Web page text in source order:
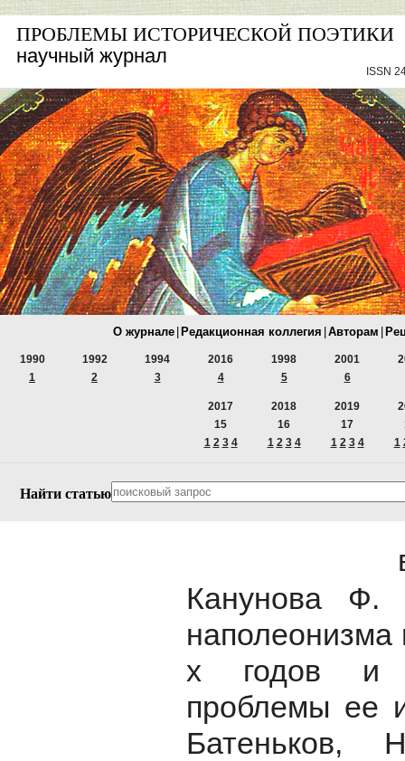
ПРОБЛЕМЫ ИСТОРИЧЕСКОЙ ПОЭТИКИ
научный журнал
ISSN
О журнале Редакционная коллегия Авторам
1990
1
1992
2
1994
3
2016
4
1998
5
2001
6
2017
15
1 2 3 4
2018
16
1 2 3 4
2019
17
1 2 3 4
1
Найти статью
Канунова Ф.
наполеонизма
х годов и
проблемы ее